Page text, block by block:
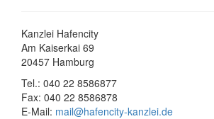
Kanzlei Hafencity
Am Kaiserkai 69
20457 Hamburg
Tel.: 040 22 8586877
Fax: 040 22 8586878
E-Mail: mail@hafencity-kanzlei.de